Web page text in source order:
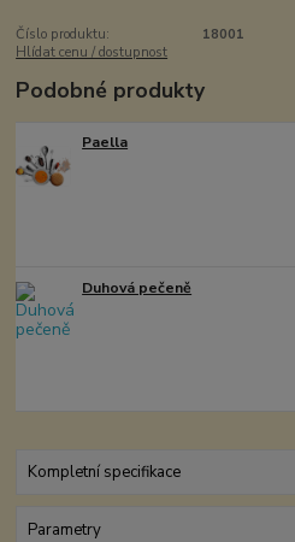
Číslo produktu:
18001
Hlídat cenu / dostupnost
Podobné produkty
Paella
Duhová pečeně
Kompletní specifikace
Parametry